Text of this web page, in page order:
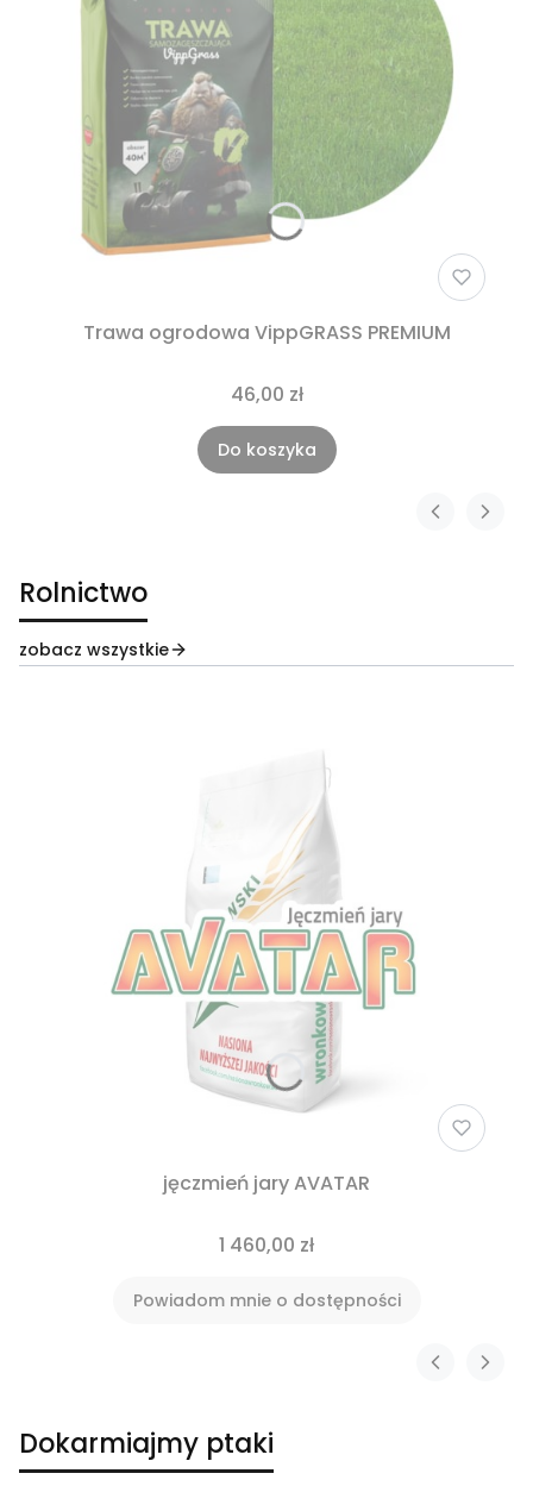
Trawa ogrodowa VippGRASS PREMIUM
46,00 zł
Do koszyka
Rolnictwo
zobacz wszystkie
jęczmień jary AVATAR
1 460,00 zł
Powiadom mnie o dostępności
Dokarmiajmy ptaki